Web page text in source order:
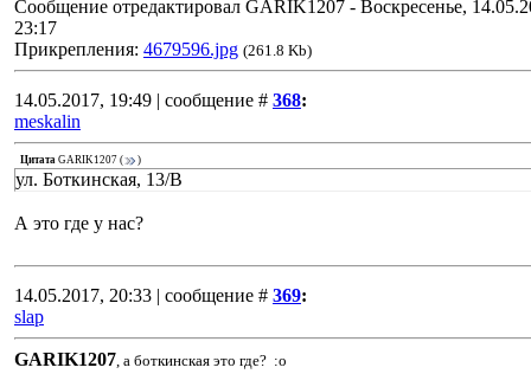
Сообщение отредактировал GARIK1207 - Воскресенье,
23:17
Прикрепления: 4679596.jpg (261.8 Kb)
14.05.2017, 19:49 | сообщение # 368:
meskalin
Цитата GARIK1207 ( )
ул. Боткинская, 13/В
А это где у нас?
14.05.2017, 20:33 | сообщение # 369:
slap
GARIK1207, а боткинская это где? :o